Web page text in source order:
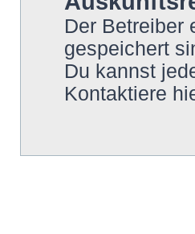
Der Betreiber
gespeichert
Du kannst
Kontaktiere